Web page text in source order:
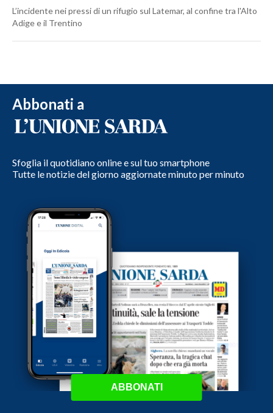
L’incidente nei pressi di un rifugio sul Latemar, al confine tra l'Alto
Adige e il Trentino
Abbonati a
Sfoglia il quotidiano online e sul tuo smartphone
Tutte le notizie del giorno aggiornate minuto per minuto
ABBONATI